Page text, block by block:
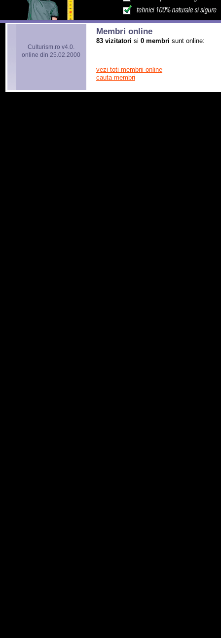
Culturism.ro v4.0.
online din 25.02.2000
Membri online
83 vizitatori si 0 membri sunt online:
vezi toti membrii online
cauta membri